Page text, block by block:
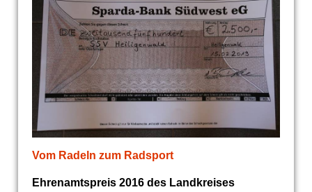
Vom Radeln zum Radsport
Ehrenamtspreis 2016 des Landkreises